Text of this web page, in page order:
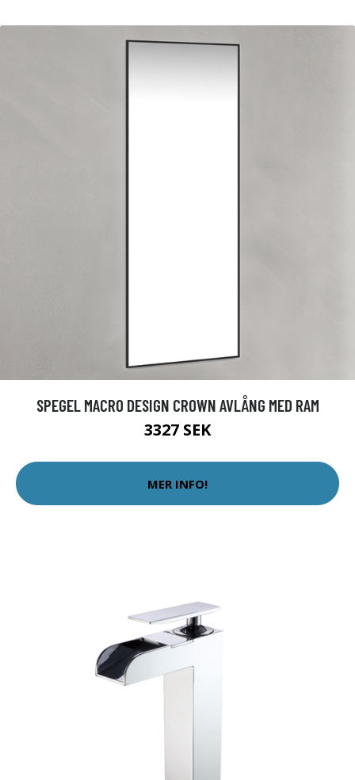
SPEGEL MACRO DESIGN CROWN AVLÅNG MED RAM
3327 SEK
MER INFO!